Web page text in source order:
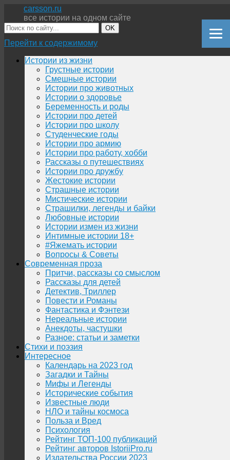
carsson.ru
все истории на одном сайте
OK
Перейти к содержимому
Истории из жизни
Грустные истории
Смешные истории
Истории про животных
Истории о здоровье
Беременность и роды
Истории про детей
Истории про школу
Студенческие годы
Истории про армию
Истории про работу, хобби
Рассказы о путешествиях
Истории про дружбу
Жестокие истории
Страшные истории
Мистические истории
Страшилки, легенды и байки
Любовные истории
Истории измен из жизни
Интимные истории 18+
#Яжемать истории
Вопросы & Советы
Современная проза
Притчи, рассказы со смыслом
Рассказы для детей
Детектив, Триллер
Повести и Романы
Фантастика и Фэнтези
Нереальные истории
Анекдоты, частушки
Разное: статьи и заметки
Стихи и поэзия
Интересное
Календарь на 2023 год
Загадки и Тайны
Мифы и Легенды
Исторические события
Известные люди
НЛО и тайны космоса
Польза и Вред
Психология
Рейтинг ТОП-100 публикаций
Рейтинг авторов IstoriiPro.ru
Издательства России 2023